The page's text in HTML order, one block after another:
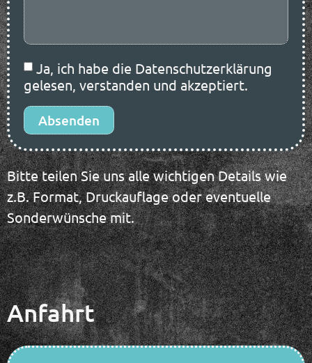
Ja, ich habe die Datenschutzerklärung
gelesen, verstanden und akzeptiert.
Absenden
Bitte teilen Sie uns alle wichtigen Details wie
z.B. Format, Druckauflage oder eventuelle
Sonderwünsche mit.
Anfahrt